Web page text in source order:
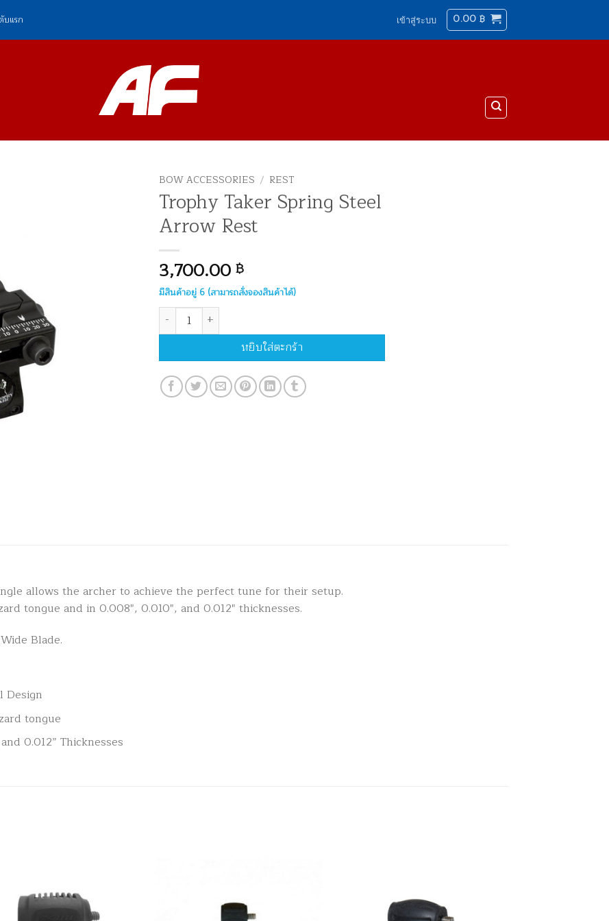
บแรก เข้าสู่ระบบ 0.00฿
BOW ACCESSORIES / REST
Trophy Taker Spring Steel
Arrow Rest
3,700.00 ฿
มีสินค้าอยู่ 6 (สามารถสั่งจองสินค้าได้)
จำนวน Trophy Taker Spring Steel Arrow Rest ชิ้น
หยิบใส่ตะกร้า
allows the archer to achieve the perfect tune for their setup.
tongue and in 0.008″, 0.010″, and 0.012″ thicknesses.
Blade.
Design
tongue
0.012” Thicknesses